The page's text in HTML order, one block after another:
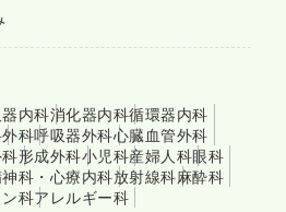
内科消化器内科循環器内科
外科呼吸器外科心臓血管外科
形成外科小児科産婦人科眼科
科・心療内科放射線科麻酔科
科アレルギー科